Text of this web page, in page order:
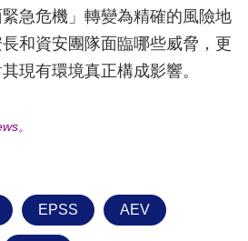
急危機」轉變為精確的風險地
和資安團隊面臨哪些威脅，更
現有環境真正構成影響。
。
EPSS AEV